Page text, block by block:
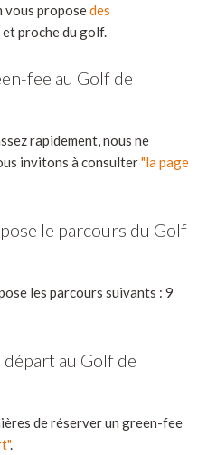
vous proposedes
et proche du golf.
fee au Golf de
rapidement, nous ne
invitons à consulter"la page
le parcours du Golf
les parcours suivants : 9
au Golf de
de réserver un green-fee
.